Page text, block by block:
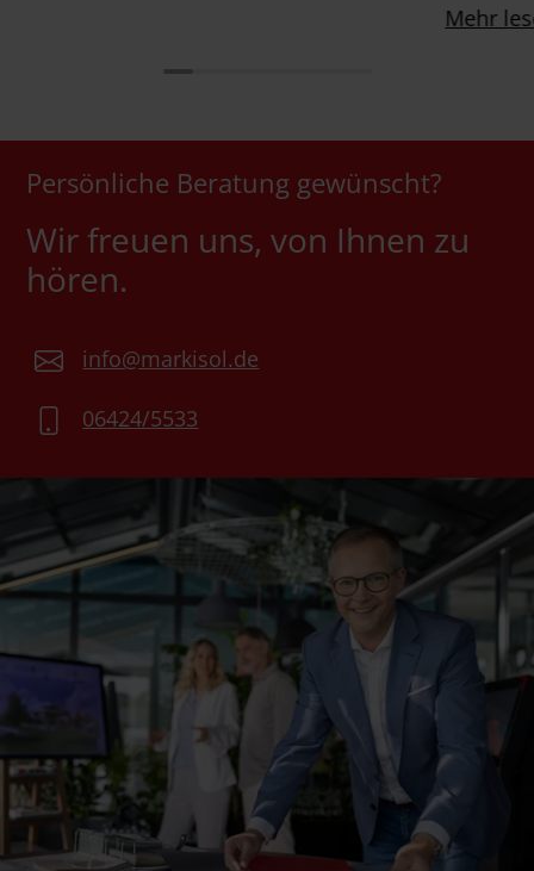
Mehr
Persönliche Beratung gewünscht?
Wir freuen uns, von Ihnen zu
hören.
info@markisol.de
06424/5533